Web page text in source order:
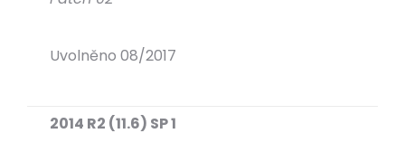
Uvolněno 08/2017
2014 R2 (11.6) SP 1